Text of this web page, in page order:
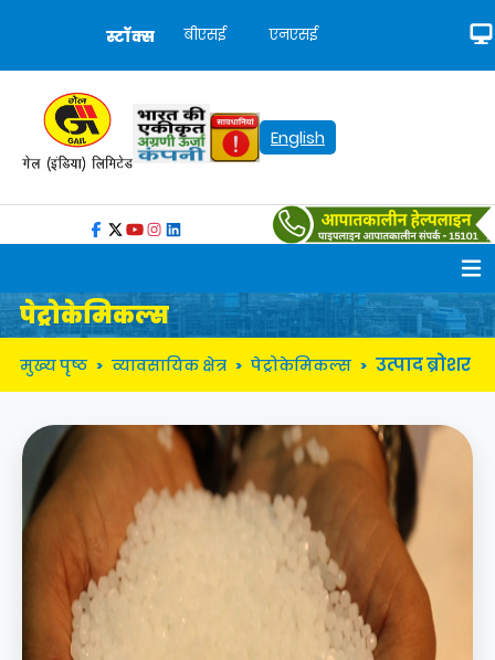
स्टॉक्स बीएसई एनएसई
English
पेट्रोकेमिकल्स
मुख्य पृष्ठ > व्यावसायिक क्षेत्र > पेट्रोकेमिकल्स > उत्पाद ब्रोशर